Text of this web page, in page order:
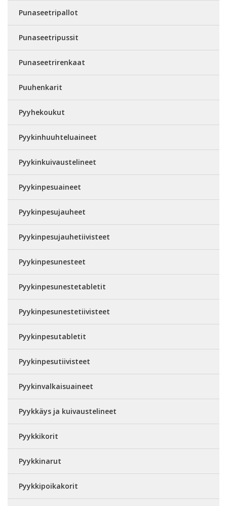
Punaseetripallot
Punaseetripussit
Punaseetrirenkaat
Puuhenkarit
Pyyhekoukut
Pyykinhuuhteluaineet
Pyykinkuivaustelineet
Pyykinpesuaineet
Pyykinpesujauheet
Pyykinpesujauhetiivisteet
Pyykinpesunesteet
Pyykinpesunestetabletit
Pyykinpesunestetiivisteet
Pyykinpesutabletit
Pyykinpesutiivisteet
Pyykinvalkaisuaineet
Pyykkäys ja kuivaustelineet
Pyykkikorit
Pyykkinarut
Pyykkipoikakorit